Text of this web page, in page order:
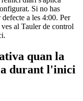
Si no has
a les 4:00. Per
al Tauler de control
quan la
durant l'inici